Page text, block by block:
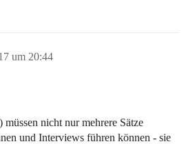
um 20:44
nicht nur mehrere Sätze
und Interviews führen können - sie